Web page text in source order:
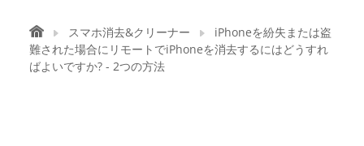
スマホ消去&クリーナー
iPhoneを紛失または盗
難された場合にリモートでiPhoneを消去するにはどうすれ
ばよいですか? - 2つの方法